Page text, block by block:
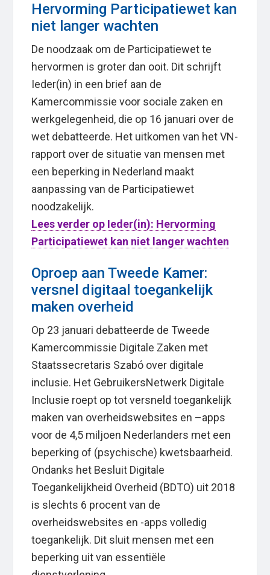
Hervorming Participatiewet kan
niet langer wachten
De noodzaak om de Participatiewet te
hervormen is groter dan ooit. Dit schrijft
Ieder(in) in een brief aan de
Kamercommissie voor sociale zaken en
werkgelegenheid, die op 16 januari over de
wet debatteerde. Het uitkomen van het VN-
rapport over de situatie van mensen met
een beperking in Nederland maakt
aanpassing van de Participatiewet
noodzakelijk.
Lees verder op Ieder(in): Hervorming
Participatiewet kan niet langer wachten
Oproep aan Tweede Kamer:
versnel digitaal toegankelijk
maken overheid
Op 23 januari debatteerde de Tweede
Kamercommissie Digitale Zaken met
Staatssecretaris Szabó over digitale
inclusie. Het GebruikersNetwerk Digitale
Inclusie roept op tot versneld toegankelijk
maken van overheidswebsites en –apps
voor de 4,5 miljoen Nederlanders met een
beperking of (psychische) kwetsbaarheid.
Ondanks het Besluit Digitale
Toegankelijkheid Overheid (BDTO) uit 2018
is slechts 6 procent van de
overheidswebsites en -apps volledig
toegankelijk. Dit sluit mensen met een
beperking uit van essentiële